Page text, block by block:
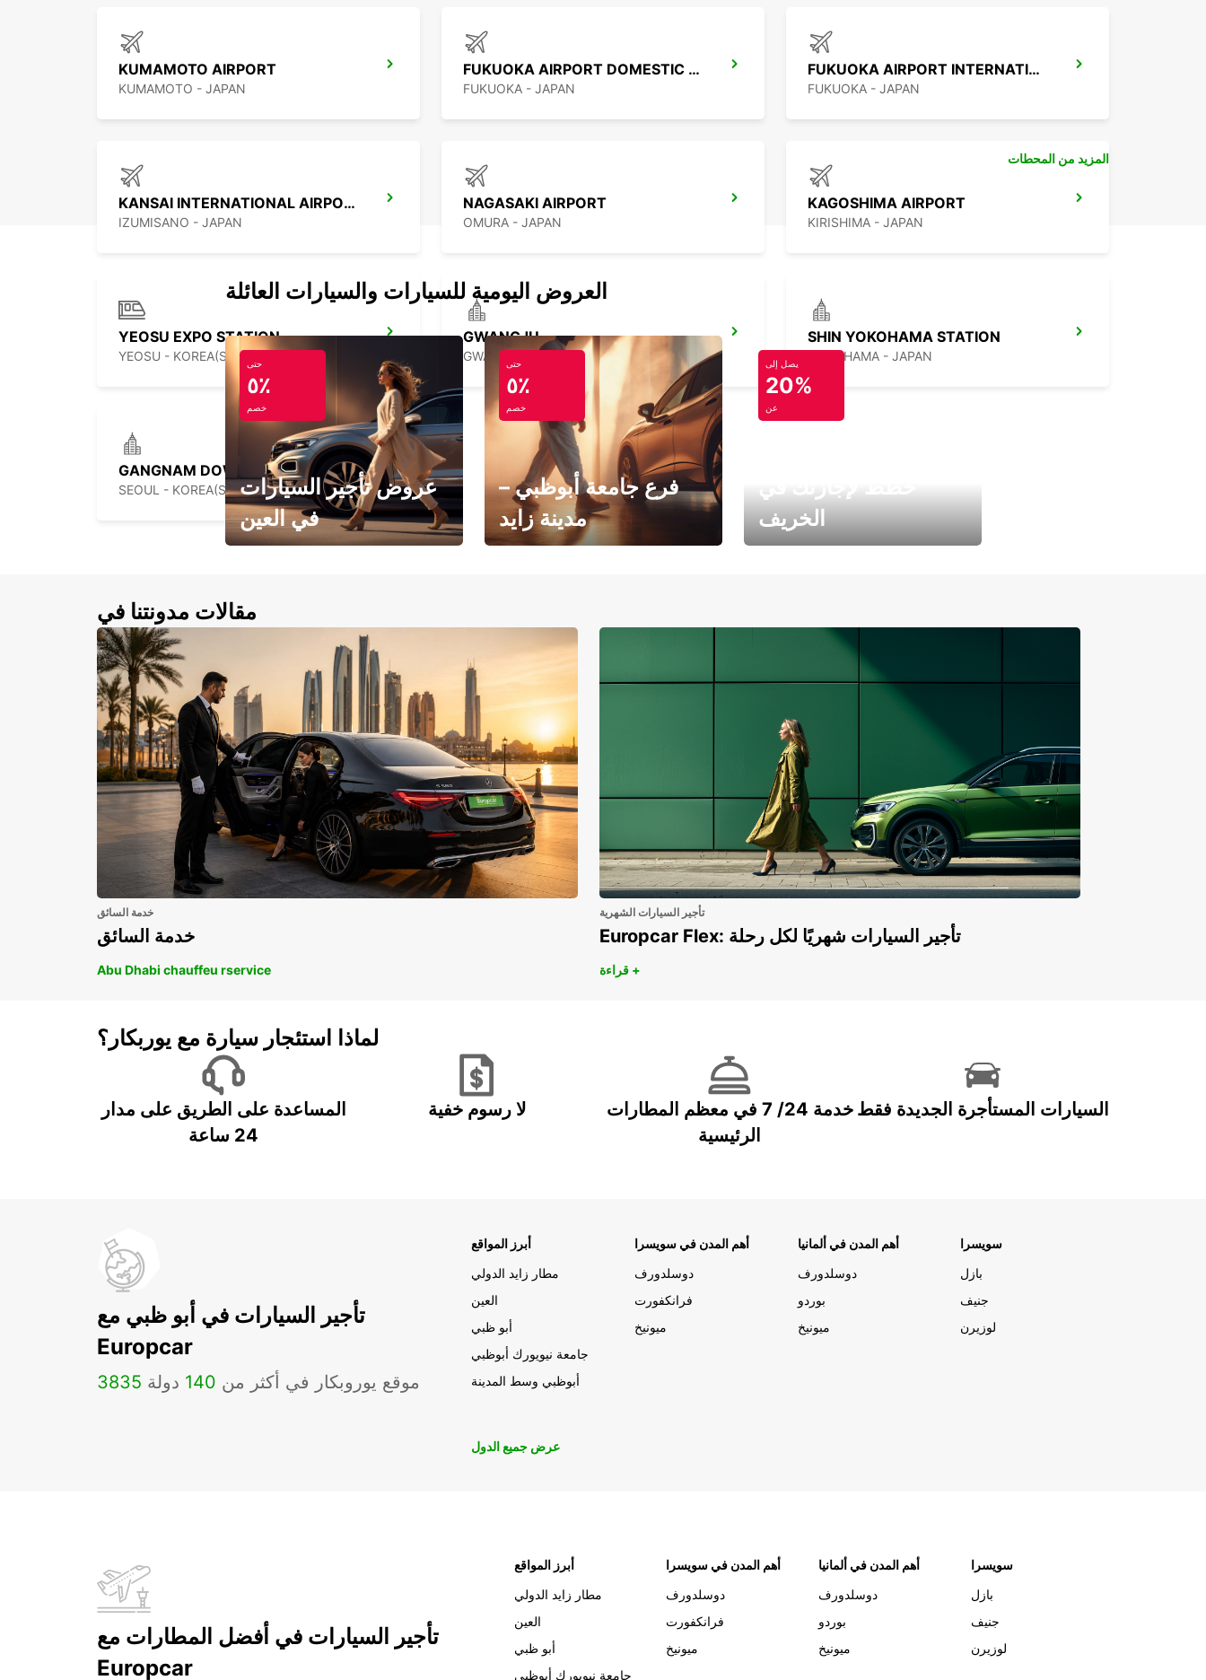
KUMAMOTO AIRPORT
KUMAMOTO - JAPAN
FUKUOKA AIRPORT DOMESTIC TERMINAL
FUKUOKA - JAPAN
FUKUOKA AIRPORT INTERNATIONAL TERMINAL
FUKUOKA - JAPAN
KANSAI INTERNATIONAL AIRPORT
IZUMISANO - JAPAN
NAGASAKI AIRPORT
OMURA - JAPAN
KAGOSHIMA AIRPORT
KIRISHIMA - JAPAN
YEOSU EXPO STATION
YEOSU - KOREA(SOUTH)
GWANGJU
GWANGJU - KOREA(SOUTH)
SHIN YOKOHAMA STATION
YOKOHAMA - JAPAN
GANGNAM DOWNTOWN
SEOUL - KOREA(SOUTH)
المزيد من المحطات
العروض اليومية للسيارات والسيارات العائلة
حتى
٥٪
خصم
عروض تأجير السيارات
في العين
حتى
٥٪
خصم
فرع جامعة أبوظبي –
مدينة زايد
يصل إلى
20%
عن
الخريف
مقالات مدونتنا في
خدمة السائق
خدمة السائق
Abu Dhabi chauffeu rservice
تأجير السيارات الشهرية
Europcar Flex: تأجير السيارات شهريًا لكل رحلة
قراءة +
لماذا استئجار سيارة مع يوربكار؟
المساعدة على الطريق على مدار
24 ساعة
لا رسوم خفية
خدمة 24/ 7 في معظم المطارات
الرئيسية
السيارات المستأجرة الجديدة فقط
تأجير السيارات في أبو ظبي مع
Europcar
3835 موقع يوروبكار في أكثر من 140 دولة
أبرز المواقع
مطار زايد الدولي
العين
أبو ظبي
جامعة نيويورك أبوظبي
أبوظبي وسط المدينة
أهم المدن في سويسرا
دوسلدورف
فرانكفورت
ميونيخ
أهم المدن في ألمانيا
دوسلدورف
بوردو
ميونيخ
سويسرا
بازل
جنيف
لوزيرن
عرض جميع الدول
تأجير السيارات في أفضل المطارات مع
Europcar
أبرز المواقع
مطار زايد الدولي
العين
أبو ظبي
جامعة نيويورك أبوظبي
أهم المدن في سويسرا
دوسلدورف
فرانكفورت
ميونيخ
أهم المدن في ألمانيا
دوسلدورف
بوردو
ميونيخ
سويسرا
بازل
جنيف
لوزيرن